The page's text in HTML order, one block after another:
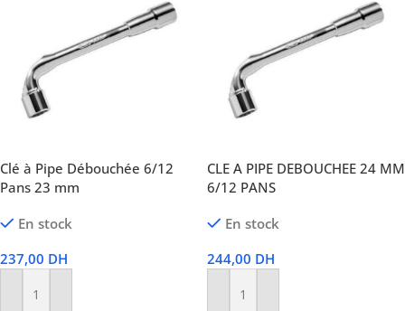
Clé à Pipe Débouchée 6/12
Pans 23 mm
En stock
237,00 DH
Ajouter Au Panier
CLE A PIPE DEBOUCHEE 24 MM
6/12 PANS
En stock
244,00 DH
Ajouter Au Panier